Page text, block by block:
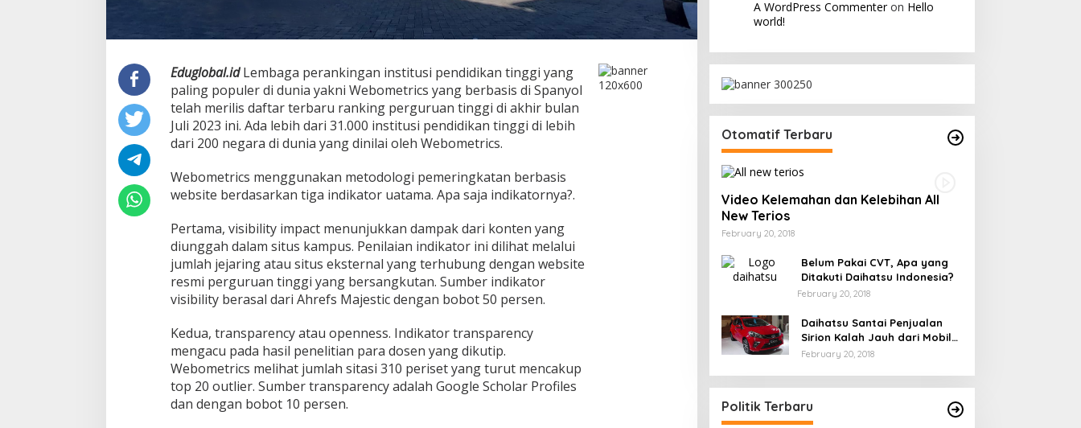
Eduglobal.idLembaga perankingan institusi pendidikan tinggi yang
paling populer di dunia yakni Webometrics yang berbasis di Spanyol
telah merilis daftar terbaru ranking perguruan tinggi di akhir bulan
Juli 2023 ini. Ada lebih dari 31.000 institusi pendidikan tinggi di lebih
dari 200 negara di dunia yang dinilai oleh Webometrics.
Webometrics menggunakan metodologi pemeringkatan berbasis
website berdasarkan tiga indikator uatama. Apa saja indikatornya?.
Pertama, visibility impact menunjukkan dampak dari konten yang
diunggah dalam situs kampus. Penilaian indikator ini dilihat melalui
jumlah jejaring atau situs eksternal yang terhubung dengan website
resmi perguruan tinggi yang bersangkutan. Sumber indikator
visibility berasal dari Ahrefs Majestic dengan bobot 50 persen.
Kedua, transparency atau openness. Indikator transparency
mengacu pada hasil penelitian para dosen yang dikutip.
Webometrics melihat jumlah sitasi 310 periset yang turut mencakup
top 20 outlier. Sumber transparency adalah Google Scholar Profiles
dan dengan bobot 10 persen.
A WordPress Commenteron Hello
world!
Otomatif Terbaru
Video Kelemahan dan Kelebihan All
New Terios
February 20, 2018
Belum Pakai CVT, Apa yang
Ditakuti Daihatsu Indonesia?
February 20, 2018
Daihatsu Santai Penjualan
Sirion Kalah Jauh dari Mobil
LCGC
February 20, 2018
Politik Terbaru
Jagatara Indonesia Siap
Mengawal Kepemimpinan Mas Dar
Ini Dia Hubungan Partai Garuda
dengan Gerindra